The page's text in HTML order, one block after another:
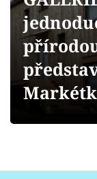
Sledujte nás